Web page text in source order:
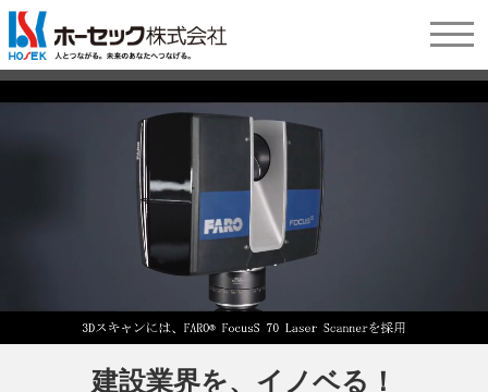
建設業界を、イノベる！